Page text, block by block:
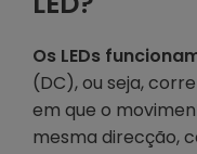
Os LEDs
(DC), ou seja,
em que o
mesma direcção,